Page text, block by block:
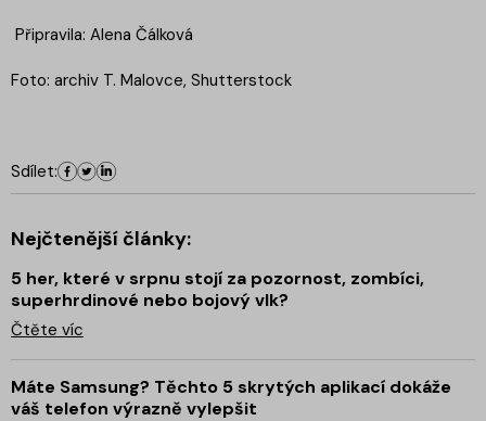
Připravila: Alena Čálková
Foto: archiv T. Malovce, Shutterstock
Sdílet:
Nejčtenější články:
5 her, které v srpnu stojí za pozornost, zombíci,
superhrdinové nebo bojový vlk?
Čtěte víc
Máte Samsung? Těchto 5 skrytých aplikací dokáže
váš telefon výrazně vylepšit